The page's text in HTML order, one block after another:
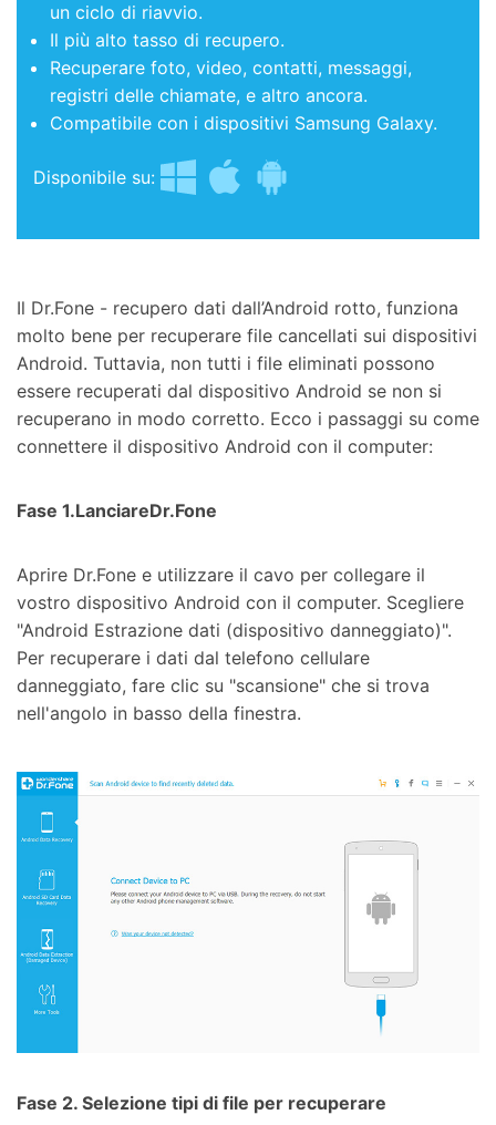
un ciclo di riavvio.
Il più alto tasso di recupero.
Recuperare foto, video, contatti, messaggi,
registri delle chiamate, e altro ancora.
Compatibile con i dispositivi Samsung Galaxy.
Disponibile su:
Il Dr.Fone - recupero dati dall’Android rotto, funziona
molto bene per recuperare file cancellati sui dispositivi
Android. Tuttavia, non tutti i file eliminati possono
essere recuperati dal dispositivo Android se non si
recuperano in modo corretto. Ecco i passaggi su come
connettere il dispositivo Android con il computer:
Fase 1.LanciareDr.Fone
Aprire Dr.Fone e utilizzare il cavo per collegare il
vostro dispositivo Android con il computer. Scegliere
"Android Estrazione dati (dispositivo danneggiato)".
Per recuperare i dati dal telefono cellulare
danneggiato, fare clic su "scansione" che si trova
nell'angolo in basso della finestra.
Fase 2. Selezione tipi di file per recuperare